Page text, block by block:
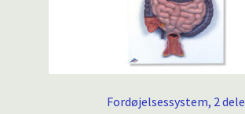
Fordøjelsessystem, 2 dele